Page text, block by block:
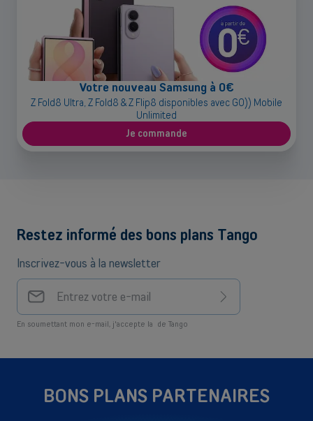
Votre nouveau Samsung à 0€
Z Fold8 Ultra, Z Fold8 & Z Flip8 disponibles avec GO)) Mobile
Unlimited
Je commande
Restez informé des bons plans Tango
Inscrivez-vous à la newsletter
Votre
adresse
e-mail S'inscrire
En soumettant mon e-mail, j'accepte la de Tango
BONS PLANS PARTENAIRES